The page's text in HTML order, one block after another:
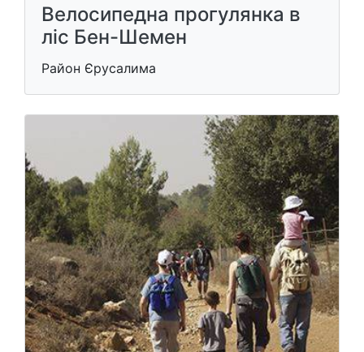
Велосипедна прогулянка в
ліс Бен-Шемен
Район Єрусалима